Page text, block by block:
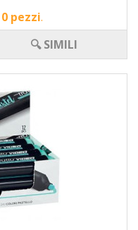
pezzi.
🔍 SIMILI